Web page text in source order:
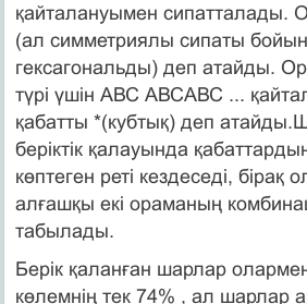
қайталануымен сипатталады.
(ал симметриялы сипаты
гексагональды) деп атайды.
түрі үшін АВС АВСАВС ...
қабатты *(кубтық) деп
беріктік қалауында
көптеген реті кездеседі,
алғашқы екі ораманың
табылады.
Берік қаланған шарлар
көлемнің тек 74% , ал шарлар